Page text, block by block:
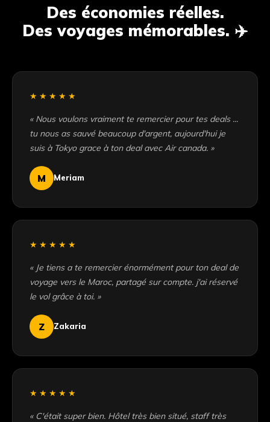
Des économies réelles.
Des voyages mémorables. ✈️
★★★★★
« Nous voulons vraiment te remercier pour tes deals ...
tu nous as sauvé beaucoup d'argent, aujourd'hui je
suis à Tokyo grace à ton deal avec Air canada. »
M Meriam
★★★★★
« Je tiens a te remercier énormément pour ton deal de
voyage vers le Maroc, partagé sur compte. j'ai réservé
le vol grâce à toi. »
Z Zakaria
★★★★★
« C'était super bien. Hôtel très bien situé, staff très